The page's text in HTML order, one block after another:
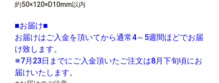
約50×120×D10mm以内
■お届け■
お届けはご入金を頂いてから通常4～5週間ほどでお届
け致します。
※7月23日までにご入金頂いたご注文は8月下旬頃にお
届けいたします。